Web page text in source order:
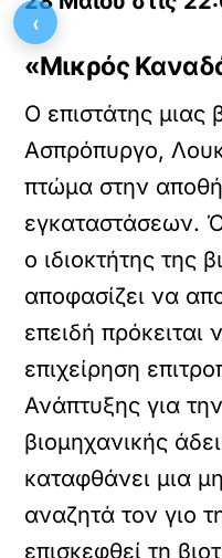
«Μικρός
Ο επιστάτης μιας
Ασπρόπυργο,
πτώμα στην
εγκαταστάσεων.
ο ιδιοκτήτης της
αποφασίζει να
επειδή πρόκειται
επιχείρηση
Ανάπτυξης για
βιομηχανικής
καταφθάνει μια
αναζητά τον γιο
επισκεφθεί τη
‹